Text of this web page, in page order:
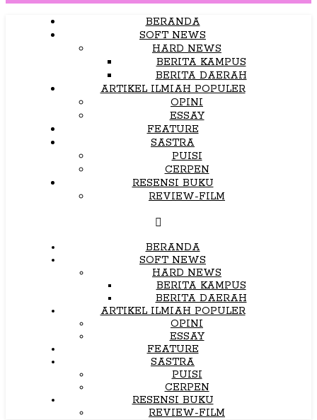
BERANDA
SOFT NEWS
HARD NEWS
BERITA KAMPUS
BERITA DAERAH
ARTIKEL ILMIAH POPULER
OPINI
ESSAY
FEATURE
SASTRA
PUISI
CERPEN
RESENSI BUKU
REVIEW-FILM
BERANDA
SOFT NEWS
HARD NEWS
BERITA KAMPUS
BERITA DAERAH
ARTIKEL ILMIAH POPULER
OPINI
ESSAY
FEATURE
SASTRA
PUISI
CERPEN
RESENSI BUKU
REVIEW-FILM